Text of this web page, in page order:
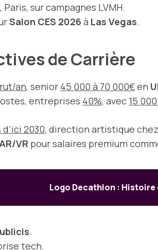
, Paris, sur campagnes LVMH.
Salon CES 2026 à Las Vegas.
de Carrière
an, senior 45 000 à 70 000€en
entreprises 40%, avec 15
d’ici 2030, direction artistique chez
AR/VR pour salaires premium
Logo Decathlon :
.
tech.